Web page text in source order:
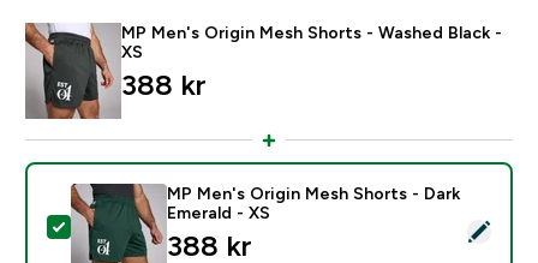
MP Men's Origin Mesh Shorts - Washed Black -
XS
388 kr‎
Select this product - MP Men's Origin Mesh Shorts -
MP Men's Origin Mesh Shorts - Dark
Emerald - XS
388 kr‎